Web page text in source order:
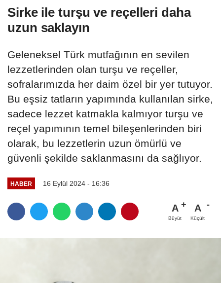
Sirke ile turşu ve reçelleri daha
uzun saklayın
Geleneksel Türk mutfağının en sevilen
lezzetlerinden olan turşu ve reçeller,
sofralarımızda her daim özel bir yer tutuyor.
Bu eşsiz tatların yapımında kullanılan sirke,
sadece lezzet katmakla kalmıyor turşu ve
reçel yapımının temel bileşenlerinden biri
olarak, bu lezzetlerin uzun ömürlü ve
güvenli şekilde saklanmasını da sağlıyor.
HABER 16 Eylül 2024 - 16:36
A
Büyüt
A
Küçült